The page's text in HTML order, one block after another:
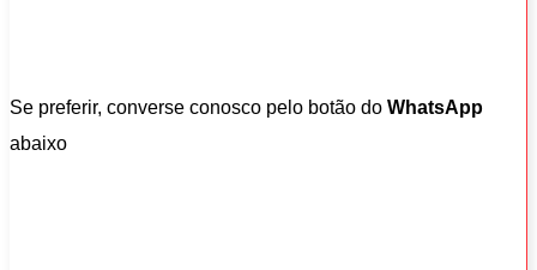
Se preferir, converse conosco pelo botão do WhatsApp
abaixo